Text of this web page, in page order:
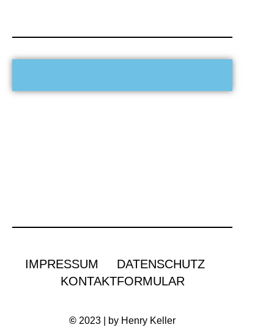
IMPRESSUM
DATENSCHUTZ
KONTAKTFORMULAR
© 2023 | by Henry Keller